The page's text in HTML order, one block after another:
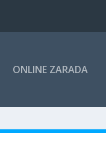
ONLINE ZARADA